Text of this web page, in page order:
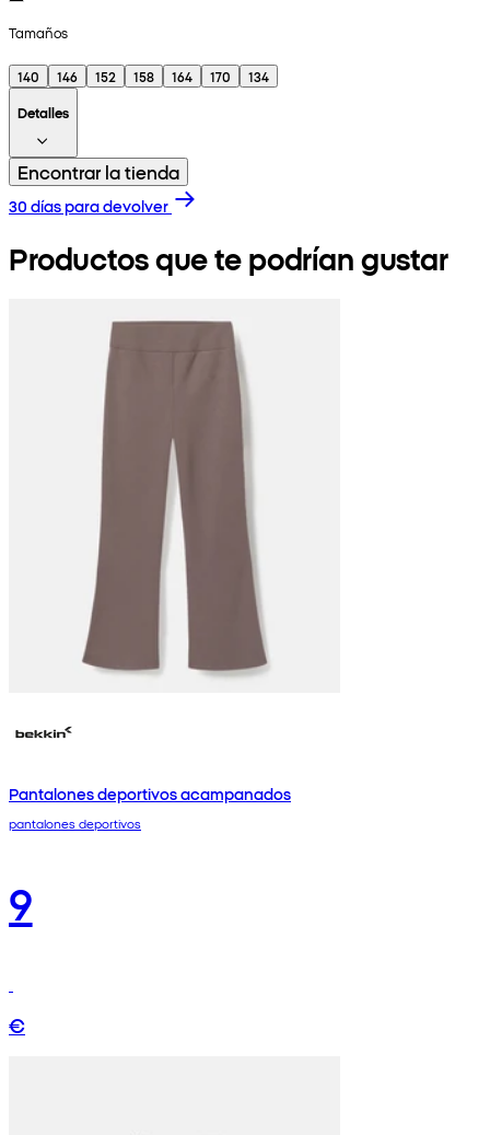
Tamaños
140 146 152 158 164 170
134
Detalles
Encontrar la tienda
30 días para devolver
Productos que te podrían gustar
Pantalones deportivos acampanados
pantalones deportivos
9
€